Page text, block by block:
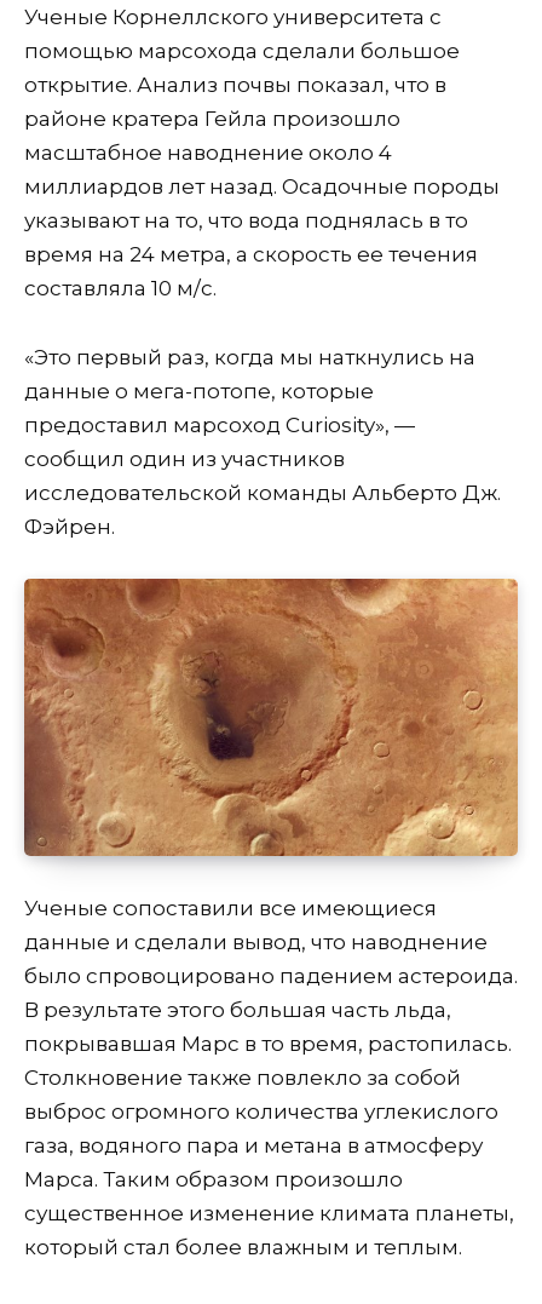
Ученые Корнеллского университета с
помощью марсохода сделали большое
открытие. Анализ почвы показал, что в
районе кратера Гейла произошло
масштабное наводнение около 4
миллиардов лет назад. Осадочные породы
указывают на то, что вода поднялась в то
время на 24 метра, а скорость ее течения
составляла 10 м/с.
«Это первый раз, когда мы наткнулись на
данные о мега-потопе, которые
предоставил марсоход Curiosity», —
сообщил один из участников
исследовательской команды Альберто Дж.
Фэйрен.
Ученые сопоставили все имеющиеся
данные и сделали вывод, что наводнение
было спровоцировано падением астероида.
В результате этого большая часть льда,
покрывавшая Марс в то время, растопилась.
Столкновение также повлекло за собой
выброс огромного количества углекислого
газа, водяного пара и метана в атмосферу
Марса. Таким образом произошло
существенное изменение климата планеты,
который стал более влажным и теплым.